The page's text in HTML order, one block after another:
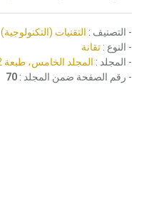
- التصنيف : التقنيات (التكنولوجية)
- النوع : تقانة
- المجلد : المجلد الخامس، طبعة 2002، دمشق
- رقم الصفحة ضمن المجلد : 70